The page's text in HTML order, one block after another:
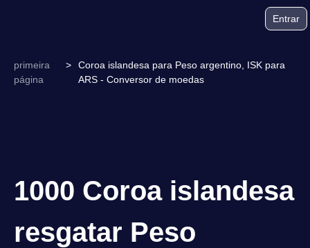
Entrar
primeira
página
>
Coroa islandesa para Peso argentino, ISK para
ARS - Conversor de moedas
1000 Coroa islandesa
resgatar Peso